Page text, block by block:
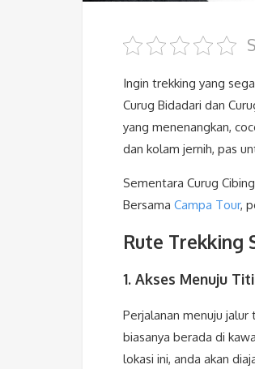
Ingin trekking yang
Curug Bidadari dan
yang menenangkan,
dan kolam jernih, pas
Sementara Curug
Bersama Campa Tour,
Rute Trekking
1. Akses Menuju
Perjalanan menuju
biasanya berada di
lokasi ini, anda akan